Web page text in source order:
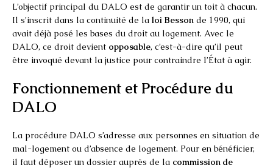
L’objectif principal du DALO est de garantir un toit à chacun.
Il s’inscrit dans la continuité de la loi Besson de 1990, qui
avait déjà posé les bases du droit au logement. Avec le
DALO, ce droit devient opposable, c’est-à-dire qu’il peut
être invoqué devant la justice pour contraindre l’État à agir.
Fonctionnement et Procédure du
DALO
La procédure DALO s’adresse aux personnes en situation de
mal-logement ou d’absence de logement. Pour en bénéficier,
il faut déposer un dossier auprès de la commission de